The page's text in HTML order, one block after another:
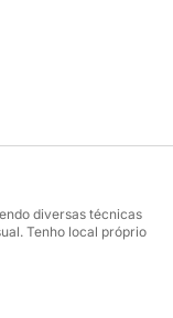
diversas técnicas
Tenho local próprio